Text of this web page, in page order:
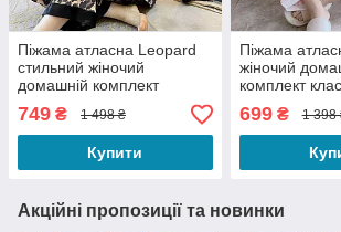
Піжама атласна Leopard
стильний жіночий
домашній комплект
сорочка з штанами
леопардовий M
749 ₴ 1 498 ₴
Купити
Піжама
жіночий
комплект
сорочка з
699₴ 1 398
Акційні пропозиції та новинки